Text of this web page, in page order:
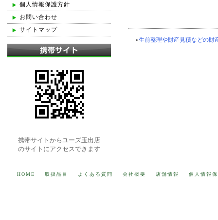
«生前整理や財産見積などの財
個人情報保護方針
お問い合わせ
サイトマップ
携帯サイトからユーズ玉出店
のサイトにアクセスできます
HOME 取扱品目 よくある質問 会社概要 店舗情報 個人情報